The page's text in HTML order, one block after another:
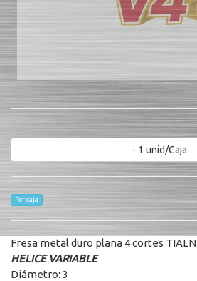
- 1 unid/Caja
Por caja
Fresa metal duro plana 4 cortes TIALN
HELICE VARIABLE
Diámetro: 3